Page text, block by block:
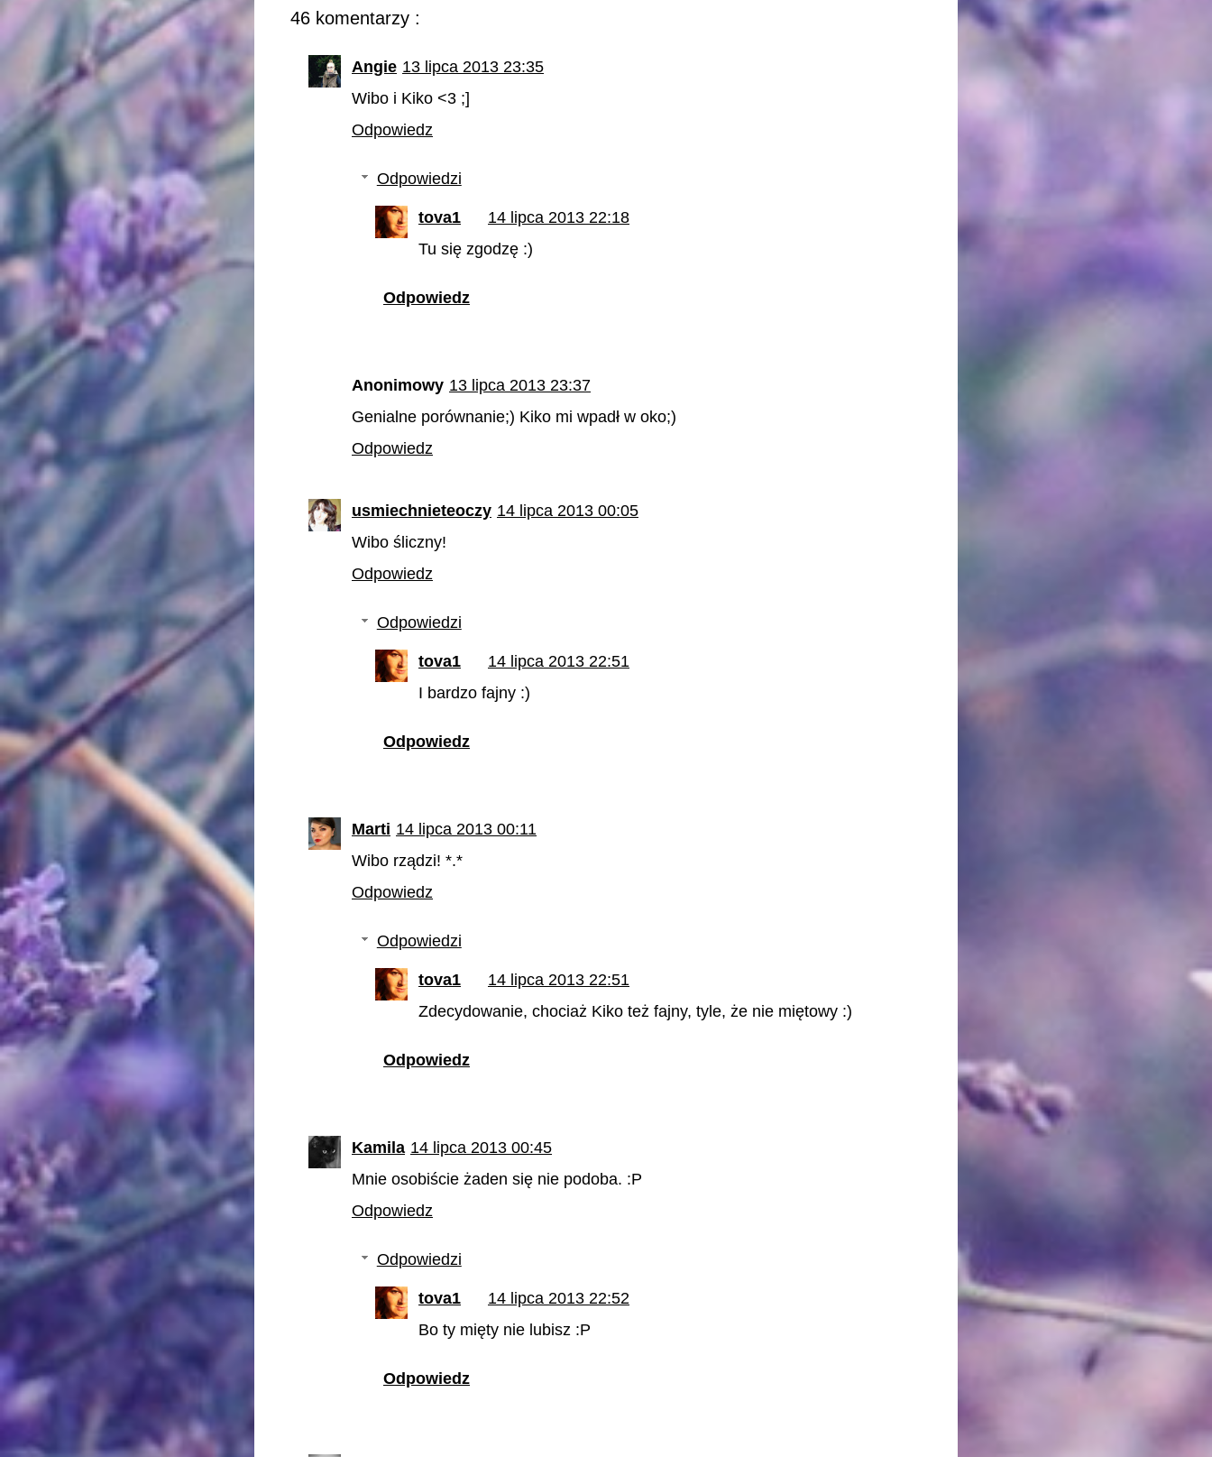
46 komentarzy :
Angie 13 lipca 2013 23:35
Wibo i Kiko <3 ;]
Odpowiedz
Odpowiedzi
tova1
14 lipca 2013 22:18
Tu się zgodzę :)
Odpowiedz
Anonimowy 13 lipca 2013 23:37
Genialne porównanie;) Kiko mi wpadł w oko;)
Odpowiedz
usmiechnieteoczy 14 lipca 2013 00:05
Wibo śliczny!
Odpowiedz
Odpowiedzi
tova1
14 lipca 2013 22:51
I bardzo fajny :)
Odpowiedz
Marti 14 lipca 2013 00:11
Wibo rządzi! *.*
Odpowiedz
Odpowiedzi
tova1
14 lipca 2013 22:51
Zdecydowanie, chociaż Kiko też fajny, tyle, że nie miętowy :)
Odpowiedz
Kamila 14 lipca 2013 00:45
Mnie osobiście żaden się nie podoba. :P
Odpowiedz
Odpowiedzi
tova1
14 lipca 2013 22:52
Bo ty mięty nie lubisz :P
Odpowiedz